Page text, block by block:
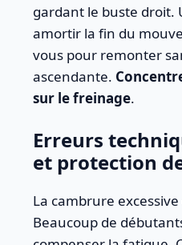
gardant le buste droit.
amortir la fin du
vous pour remonter
ascendante.
sur le freinage.
Erreurs
et protection
La cambrure
Beaucoup de